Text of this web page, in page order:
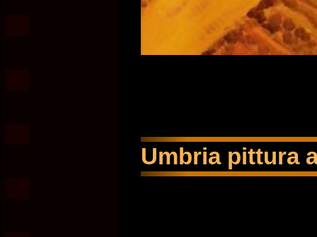
Umbria pittura